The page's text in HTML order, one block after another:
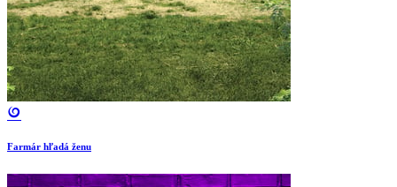
Farmár hľadá ženu